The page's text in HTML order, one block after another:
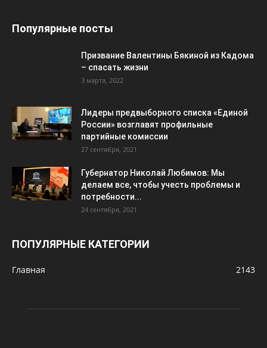
Популярные посты
Призвание Валентины Бякиной из Кадома
– спасать жизни
3 марта, 2022
Лидеры предвыборного списка «Единой
России» возглавят профильные
партийные комиссии
27 сентября, 2021
Губернатор Николай Любимов: Мы
делаем все, чтобы учесть проблемы и
потребности...
24 сентября, 2021
ПОПУЛЯРНЫЕ КАТЕГОРИИ
Главная 2143